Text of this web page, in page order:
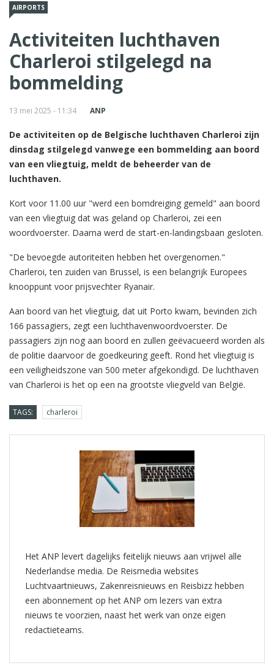
AIRPORTS
Activiteiten luchthaven
Charleroi stilgelegd na
bommelding
13 mei 2025 - 11:34 ANP
De activiteiten op de Belgische luchthaven Charleroi zijn
dinsdag stilgelegd vanwege een bommelding aan boord
van een vliegtuig, meldt de beheerder van de
luchthaven.
Kort voor 11.00 uur "werd een bomdreiging gemeld" aan boord
van een vliegtuig dat was geland op Charleroi, zei een
woordvoerster. Daarna werd de start-en-landingsbaan gesloten.
"De bevoegde autoriteiten hebben het overgenomen."
Charleroi, ten zuiden van Brussel, is een belangrijk Europees
knooppunt voor prijsvechter Ryanair.
Aan boord van het vliegtuig, dat uit Porto kwam, bevinden zich
166 passagiers, zegt een luchthavenwoordvoerster. De
passagiers zijn nog aan boord en zullen geëvacueerd worden als
de politie daarvoor de goedkeuring geeft. Rond het vliegtuig is
een veiligheidszone van 500 meter afgekondigd. De luchthaven
van Charleroi is het op een na grootste vliegveld van België.
TAGS: charleroi
Het ANP levert dagelijks feitelijk nieuws aan vrijwel alle
Nederlandse media. De Reismedia websites
Luchtvaartnieuws, Zakenreisnieuws en Reisbizz hebben
een abonnement op het ANP om lezers van extra
nieuws te voorzien, naast het werk van onze eigen
redactieteams.